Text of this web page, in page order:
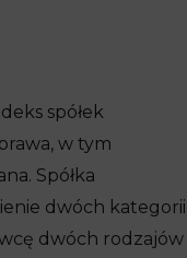
spółek
w tym
Spółka
dwóch kategorii
dwóch rodzajów